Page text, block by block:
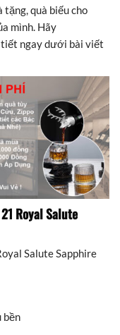
tặng, quà biếu cho
mình. Hãy
ngay dưới bài viết
Royal Salute
Salute Sapphire
bền